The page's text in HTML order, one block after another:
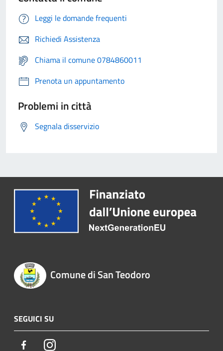
Leggi le domande frequenti
Richiedi Assistenza
Chiama il comune 0784860011
Prenota un appuntamento
Problemi in città
Segnala disservizio
Comune di San Teodoro
SEGUICI SU
FacebookInstagram